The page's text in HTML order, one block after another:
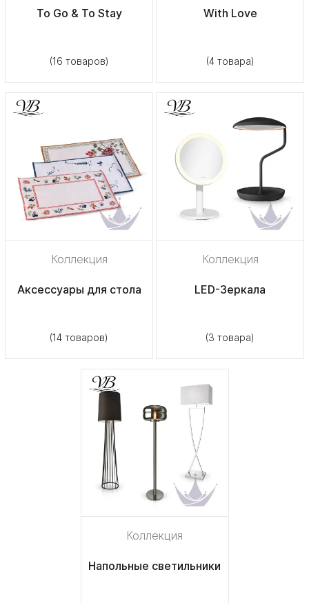
To Go & To Stay
(16 товаров)
With Love
(4 товара)
Коллекция
Аксессуары для стола
(14 товаров)
Коллекция
LED-Зеркала
(3 товара)
Коллекция
Напольные светильники